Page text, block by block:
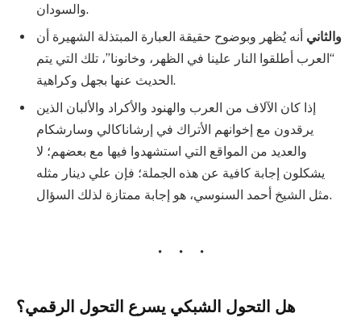
والسودان.
والثاني أنه يُظهر وبوضوح حقيقة العبارة المبتذلة الشهيرة أن
“العرب أطلقوا النار علينا في الظهر، وخانونا”، تلك التي يتم
الحديث عنها بجهل وكراهية.
إذا كان الآلاف من العرب والهنود والأكراد والألبان الذين
يرقدون مع إخوانهم الأتراك في إرشاناكالي وسارشكام
والعديد من المواقع التي استشهدوا فيها مع بعضهم؛ لا
يشكلون إجابة كافية عن هذه الجملة؛ فإن علي دينار مثله
مثل الشيخ أحمد السنوسي، هو إجابة ممتازة لذلك السؤال.
هل التحول الشبكي يسرع التحول الرقمي؟